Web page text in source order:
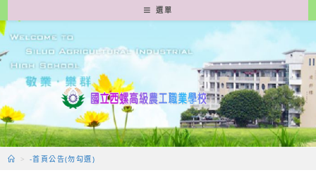
轉
至
要
容
選單
> -首頁公告(勿勾選)